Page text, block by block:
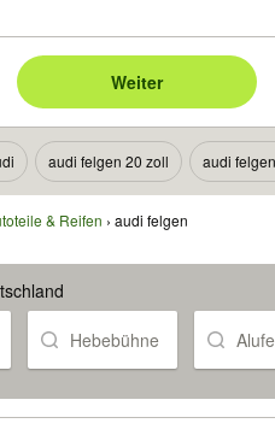
Weiter
audi felgen 20 zoll audi
& Reifen audi felgen
Hebebühne